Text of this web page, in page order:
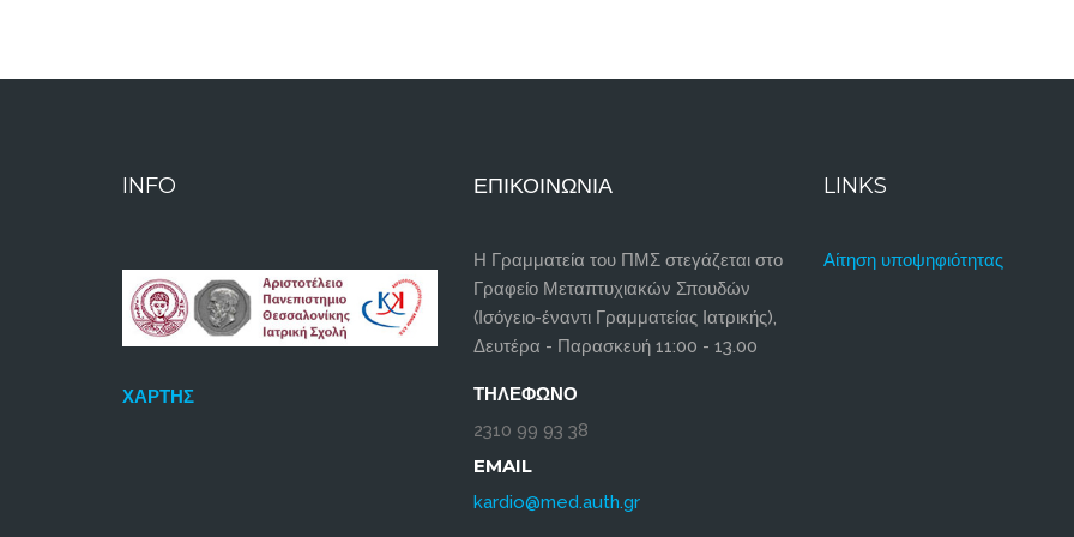
INFO
ΧΆΡΤΗΣ
ΕΠΙΚΟΙΝΩΝΊΑ
Η Γραμματεία του ΠΜΣ στεγάζεται στο
Γραφείο Μεταπτυχιακών Σπουδών
(Ισόγειο-έναντι Γραμματείας Ιατρικής),
Δευτέρα - Παρασκευή 11:00 - 13.00
ΤΗΛΈΦΩΝΟ
2310 99 93 38
EMAIL
kardio@med.auth.gr
LINKS
Αίτηση υποψηφιότητας